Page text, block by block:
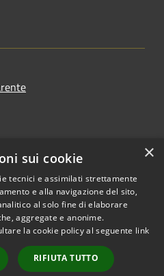
Copyright © 2026 • Comune di
San Teodoro • Powered by
Municipium•
Accesso
redazione
×
sui cookie
tecnici e assimilati strettamente
e alla navigazione del sito,
al solo fine di elaborare
aggregate e anonime.
la cookie policy al seguente link
RIFIUTA TUTTO